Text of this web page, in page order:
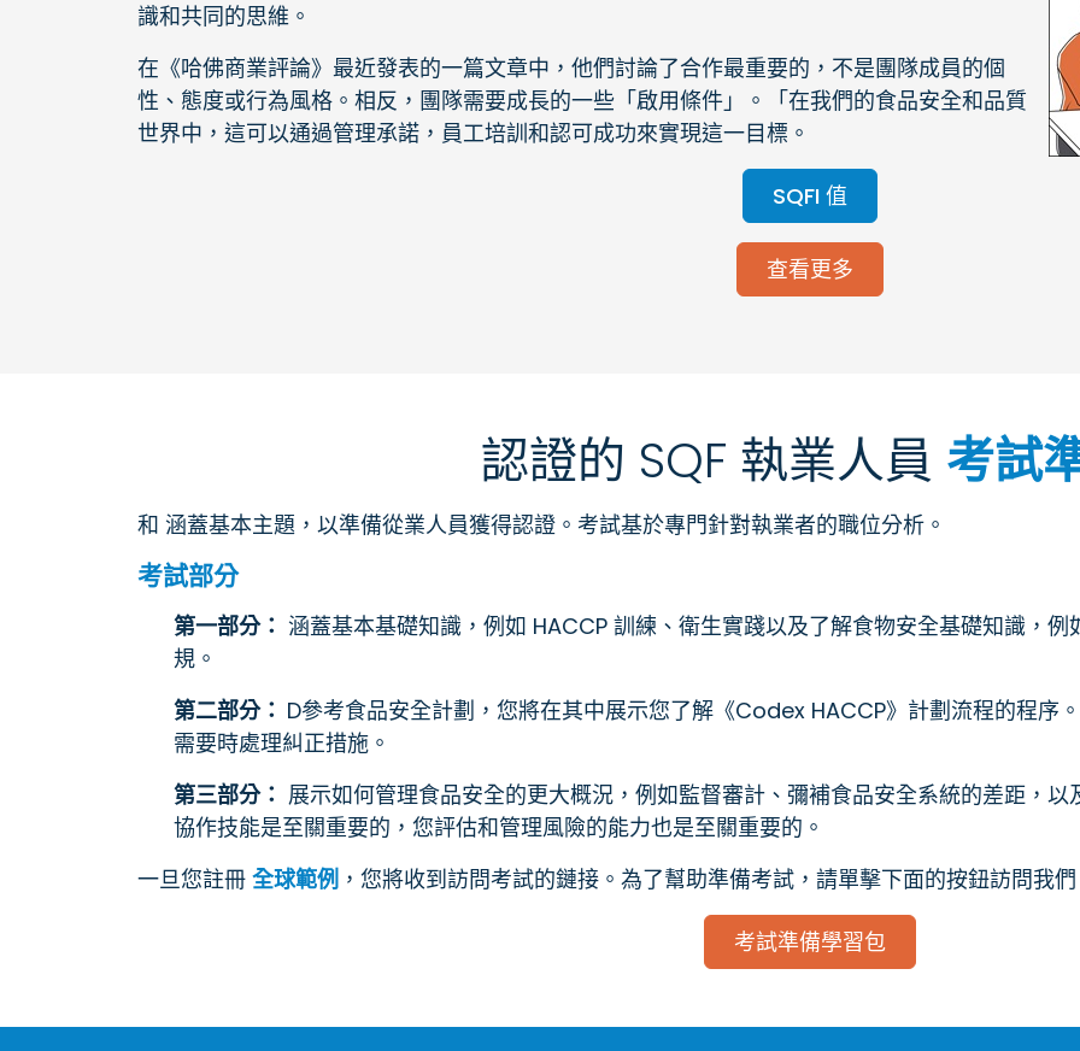
識和共同的思維。
在《哈佛商業評論》最近發表的一篇文章中，他們討論了合作最重要的，不是團隊成員的個
性、態度或行為風格。相反，團隊需要成長的一些「啟用條件」。「在我們的食品安全和品質
世界中，這可以通過管理承諾，員工培訓和認可成功來實現這一目標。
SQFI 值
查看更多
認證的 SQF 執業人員 考試
和 涵蓋基本主題，以準備從業人員獲得認證。考試基於專門針對執業者的職位分析。
考試部分
第一部分： 涵蓋基本基礎知識，例如 HACCP 訓練、衛生實踐以及了解食物安全基礎知識，
規。
第二部分： D參考食品安全計劃，您將在其中展示您了解《Codex HACCP》計劃流程的程序
需要時處理糾正措施。
第三部分： 展示如何管理食品安全的更大概況，例如監督審計、彌補食品安全系統的差距，
協作技能是至關重要的，您評估和管理風險的能力也是至關重要的。
一旦您註冊 全球範例 ，您將收到訪問考試的鏈接。為了幫助準備考試，請單擊下面的按鈕訪問我
考試準備學習包